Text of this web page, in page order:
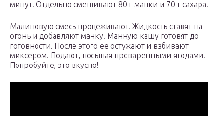
минут. Отдельно смешивают 80 г манки и 70 г сахара.
Малиновую смесь процеживают. Жидкость ставят на
огонь и добавляют манку. Манную кашу готовят до
готовности. После этого ее остужают и взбивают
миксером. Подают, посыпая проваренными ягодами.
Попробуйте, это вкусно!